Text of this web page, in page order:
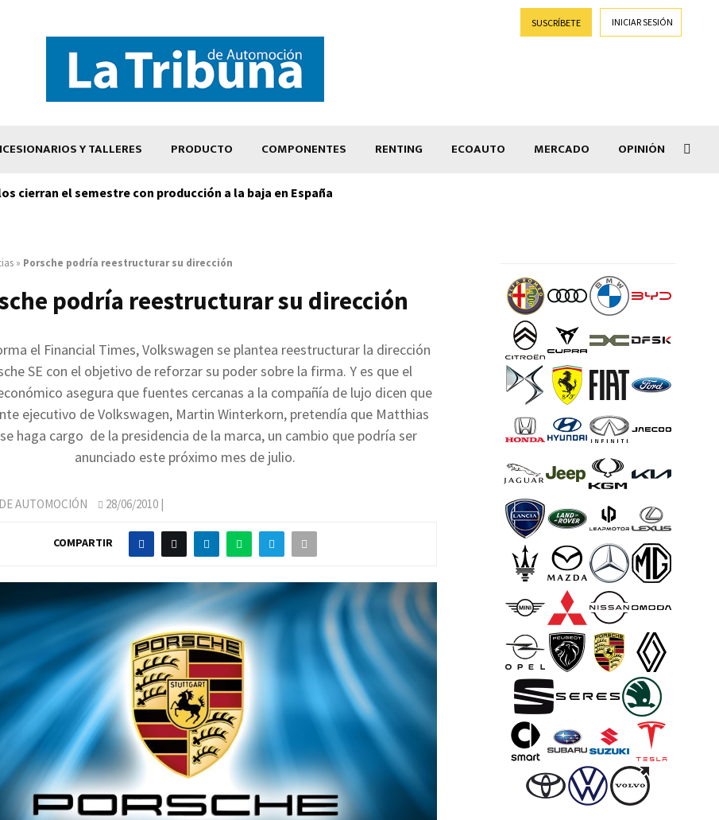
SUSCRÍBETE INICIAR SESIÓN
Y TALLERES PRODUCTO COMPONENTES RENTING ECOAUTO MERCADO OPINIÓN
cierran el semestre con producción a la baja en España
» Porsche podría reestructurar su dirección
podría reestructurar su dirección
el Financial Times, Volkswagen se plantea reestructurar la dirección
SE con el objetivo de reforzar su poder sobre la firma. Y es que el
asegura que fuentes cercanas a la compañía de lujo dicen que
ejecutivo de Volkswagen, Martin Winterkorn, pretendía que Matthias
haga cargo de la presidencia de la marca, un cambio que podría ser
anunciado este próximo mes de julio.
AUTOMOCIÓN 28/06/2010 |
COMPARTIR